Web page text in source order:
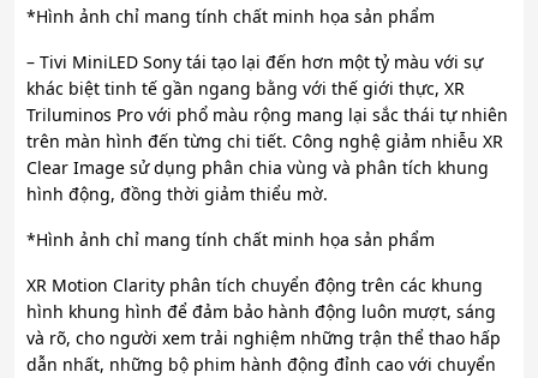
*Hình ảnh chỉ mang tính chất minh họa sản phẩm
– Tivi MiniLED Sony tái tạo lại đến hơn một tỷ màu với sự
khác biệt tinh tế gần ngang bằng với thế giới thực, XR
Triluminos Pro với phổ màu rộng mang lại sắc thái tự nhiên
trên màn hình đến từng chi tiết. Công nghệ giảm nhiễu XR
Clear Image sử dụng phân chia vùng và phân tích khung
hình động, đồng thời giảm thiểu mờ.
*Hình ảnh chỉ mang tính chất minh họa sản phẩm
XR Motion Clarity phân tích chuyển động trên các khung
hình khung hình để đảm bảo hành động luôn mượt, sáng
và rõ, cho người xem trải nghiệm những trận thể thao hấp
dẫn nhất, những bộ phim hành động đỉnh cao với chuyển